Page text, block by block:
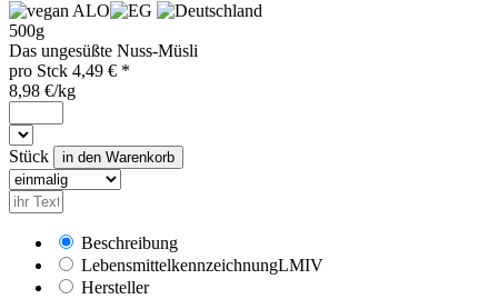
ALO
500g
Das ungesüßte Nuss-Müsli
pro Stck 4,49 € *
8,98 €/kg
Stück
Beschreibung
LebensmittelkennzeichnungLMIV
Hersteller